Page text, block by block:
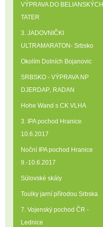
VÝPRAVA DO BELIANSKÝCH
TATER
3. JADOVNIČKI
ULTRAMARATON- Srbsko
Okolím Dolních Bojanovic
SRBSKO - VÝPRAVA NP
DJERDAP‚ RADAN
Hohe Wand s CK VLHA
3. IPA pochod Hranice
10.6.2017
Noční IPA pochod Hranice
9.-10.6.2017
Súlovské skály
Toulky jarní přírodou Srbska
7. Vojenský pochod ČR -
Lednice